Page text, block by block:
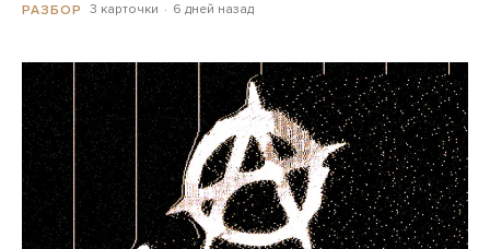
РАЗБОР 3 карточки 6 дней назад